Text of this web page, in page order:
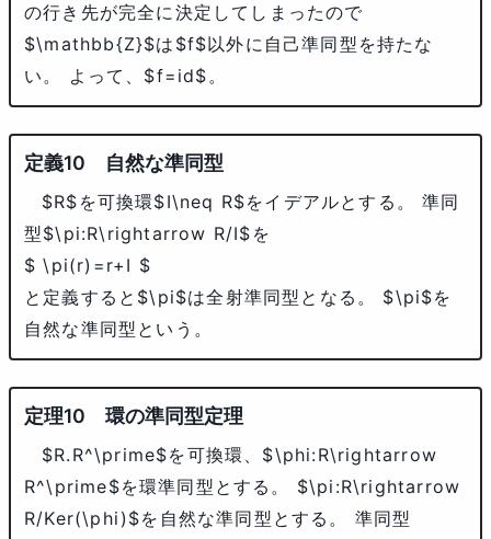
の行き先が完全に決定してしまったので
$\mathbb{Z}$は $f$以外に自己準同型を持たな
い。 よって、 $f=id$。
自然な準同型
$R$ を可換環$I\neq R$をイデアルとする。 準同
型$\pi:R\rightarrow R/I$ を
$ \pi(r)=r+I $
と定義すると $\pi$は全射準同型となる。 $\pi$を
自然な準同型という。
環の準同型定理
$R.R^\prime$を可換環、 $\phi:R\rightarrow
R^\prime$を環準同型とする。 $\pi:R\rightarrow
R/Ker(\phi)$を自然な準同型とする。 準同型